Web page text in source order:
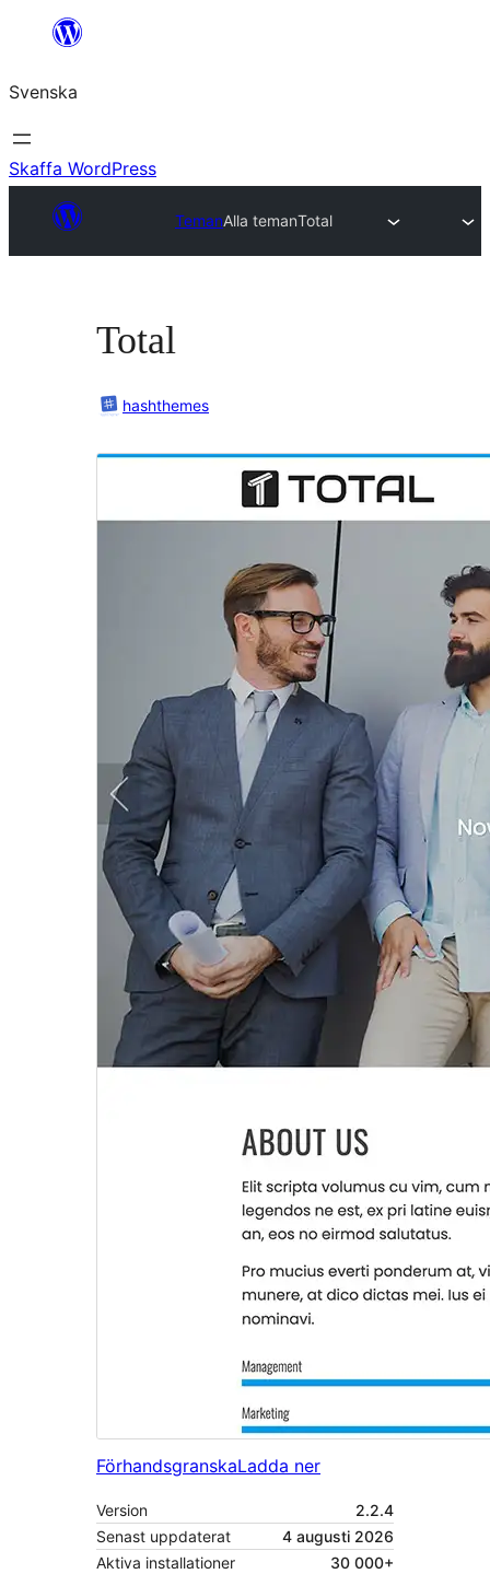
Hoppa
innehåll
Svenska
Skaffa WordPress
TemanAlla temanTotal
Total
hashthemes
FörhandsgranskaLadda ner
Version
2.2.4
Senast uppdaterat
4 augusti 2026
Aktiva installationer
30 000+